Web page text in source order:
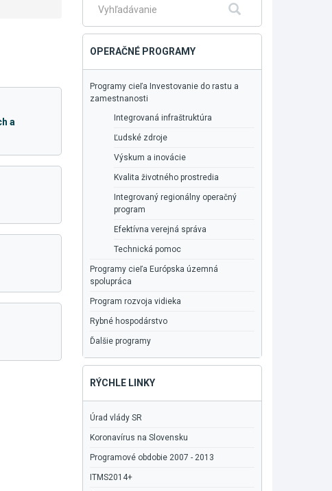
a
Fulltextové
OPERAČNÉ PROGRAMY
Programy cieľa Investovanie do rastu a
zamestnanosti
Integrovaná infraštruktúra
Ľudské zdroje
Výskum a inovácie
Kvalita životného prostredia
Integrovaný regionálny operačný
program
Efektívna verejná správa
Technická pomoc
Programy cieľa Európska územná
spolupráca
Program rozvoja vidieka
Rybné hospodárstvo
Ďalšie programy
RÝCHLE LINKY
Úrad vlády SR
Koronavírus na Slovensku
Programové obdobie 2007 - 2013
ITMS2014+